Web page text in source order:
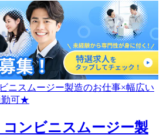
コンビニスムージー製